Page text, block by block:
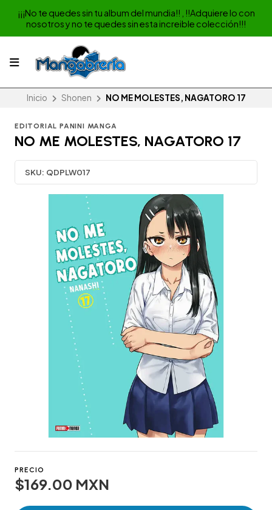
¡¡¡No te quedes sin tu album del mundia!! , !!Adquiere lo con
nosotros y no te quedes sin esta increible colección!!!
Inicio Shonen NO ME MOLESTES, NAGATORO 17
EDITORIAL PANINI MANGA
NO ME MOLESTES, NAGATORO 17
SKU: QDPLW017
PRECIO
$169.00 MXN